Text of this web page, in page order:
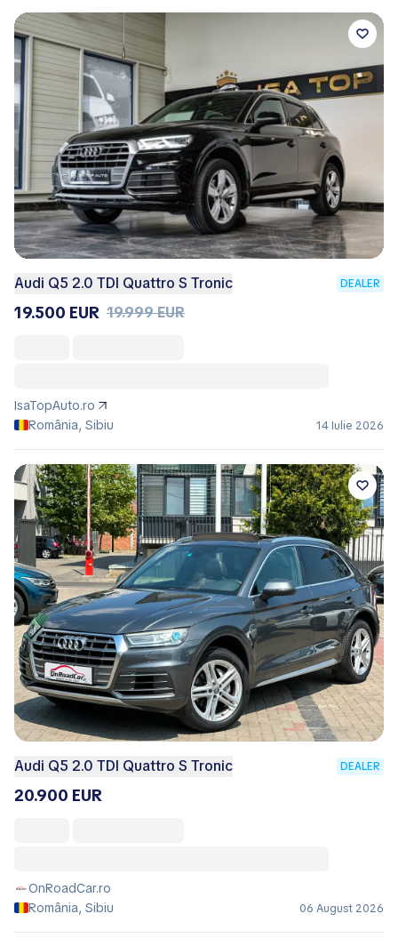
Audi Q5 2.0 TDI Quattro S Tronic DEALER
19.500 EUR 19.999 EUR
IsaTopAuto.ro
România, Sibiu
14 Iulie 2026
Audi Q5 2.0 TDI Quattro S Tronic DEALER
20.900 EUR
OnRoadCar.ro
România, Sibiu
06 August 2026